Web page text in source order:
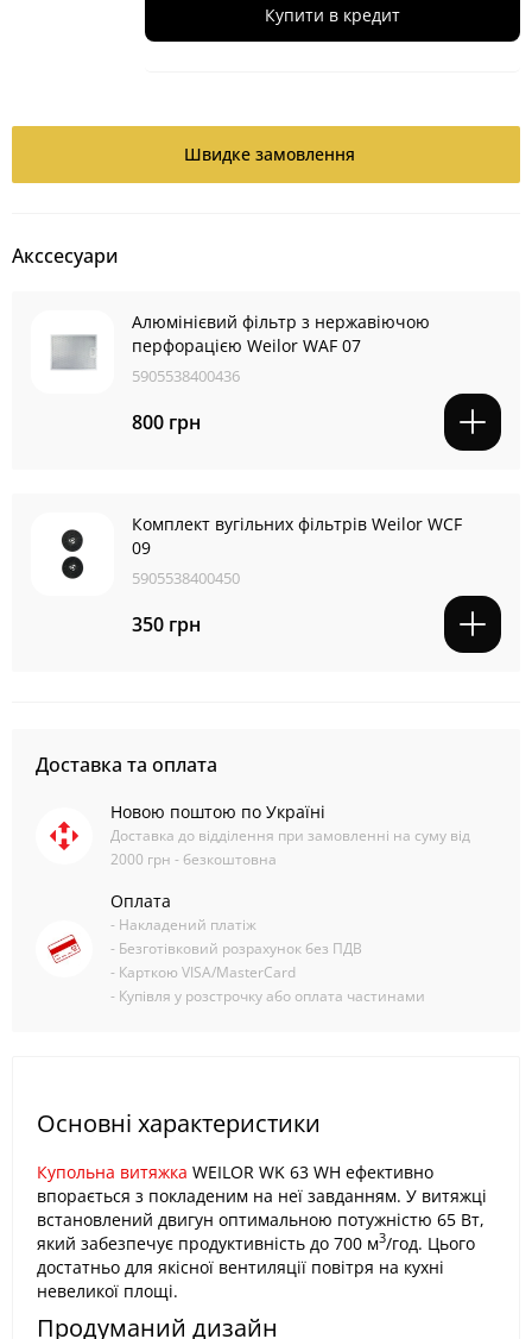
Купити в кредит
Швидке замовлення
Акссесуари
Алюмінієвий фільтр з нержавіючою
перфорацією Weilor WAF 07
5905538400436
800 грн
Комплект вугільних фільтрів Weilor WCF
09
5905538400450
350 грн
Доставка та оплата
Новою поштою по Україні
Доставка до відділення при замовленні на суму від
2000 грн - безкоштовна
Оплата
- Накладений платіж
- Безготівковий розрахунок без ПДВ
- Карткою VISA/MasterCard
- Купівля у розстрочку або оплата частинами
Основні характеристики
Купольна витяжка WEILOR WK 63 WH ефективно
впорається з покладеним на неї завданням. У витяжці
встановлений двигун оптимальною потужністю 65 Вт,
який забезпечує продуктивність до 700 м3/год. Цього
достатньо для якісної вентиляції повітря на кухні
невеликої площі.
Продуманий дизайн